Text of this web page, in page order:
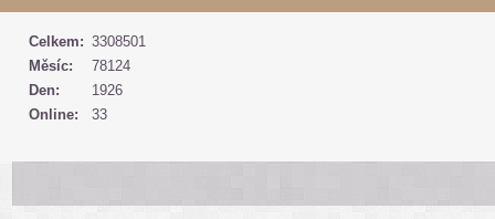
Online: 33
Celkem: 3308501
Měsíc:
78124
Den:
1926